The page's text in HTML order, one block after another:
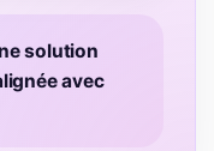
solution
avec